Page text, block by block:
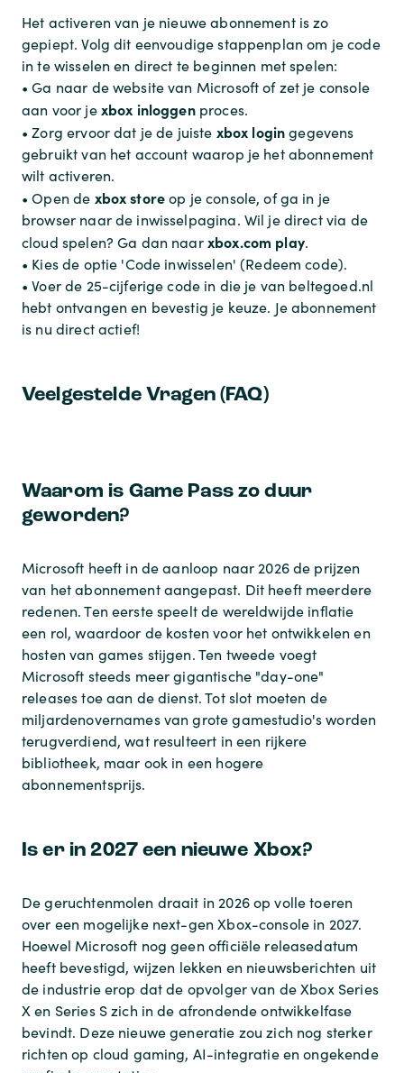
Het activeren van je nieuwe abonnement is zo
gepiept. Volg dit eenvoudige stappenplan om je code
in te wisselen en direct te beginnen met spelen:
• Ga naar de website van Microsoft of zet je console
aan voor jexbox inloggenproces.
• Zorg ervoor dat je de juiste xbox logingegevens
gebruikt van het account waarop je het abonnement
wilt activeren.
• Open de xbox storeop je console, of ga in je
browser naar de inwisselpagina. Wil je direct via de
cloud spelen? Ga dan naarxbox.com play.
• Kies de optie 'Code inwisselen' (Redeem code).
• Voer de 25-cijferige code in die je van beltegoed.nl
hebt ontvangen en bevestig je keuze. Je abonnement
is nu direct actief!
Veelgestelde Vragen (FAQ)
Waarom is Game Pass zo duur
geworden?
Microsoft heeft in de aanloop naar 2026 de prijzen
van het abonnement aangepast. Dit heeft meerdere
redenen. Ten eerste speelt de wereldwijde inflatie
een rol, waardoor de kosten voor het ontwikkelen en
hosten van games stijgen. Ten tweede voegt
Microsoft steeds meer gigantische "day-one"
releases toe aan de dienst. Tot slot moeten de
miljardenovernames van grote gamestudio's worden
terugverdiend, wat resulteert in een rijkere
bibliotheek, maar ook in een hogere
abonnementsprijs.
Is er in 2027 een nieuwe Xbox?
De geruchtenmolen draait in 2026 op volle toeren
over een mogelijke next-gen Xbox-console in 2027.
Hoewel Microsoft nog geen officiële releasedatum
heeft bevestigd, wijzen lekken en nieuwsberichten uit
de industrie erop dat de opvolger van de Xbox Series
X en Series S zich in de afrondende ontwikkelfase
bevindt. Deze nieuwe generatie zou zich nog sterker
richten op cloud gaming, AI-integratie en ongekende